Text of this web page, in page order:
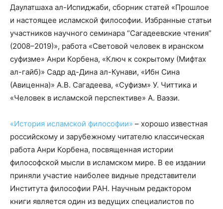
Даулатшаха ал-Испиджаби, сборник статей «Прошлое
и настоящее исламской философии. Избранные статьи
участников научного семинара “Сагадеевские чтения”
(2008–2019)», работа «Световой человек в иранском
суфизме» Анри Корбена, «Ключ к сокрытому (Мифтах
ал-гайб)» Садр ад-Дина ал-Кунави, «Ибн Сина
(Авиценна)» А.В. Сагадеева, «Суфизм» У. Читтика и
«Человек в исламской перспективе» А. Ваэзи.
«История исламской философии» – хорошо известная
российскому и зарубежному читателю классическая
работа Анри Корбена, посвященная истории
философской мысли в исламском мире. В ее издании
приняли участие наиболее видные представители
Института философии РАН. Научным редактором
книги является один из ведущих специалистов по